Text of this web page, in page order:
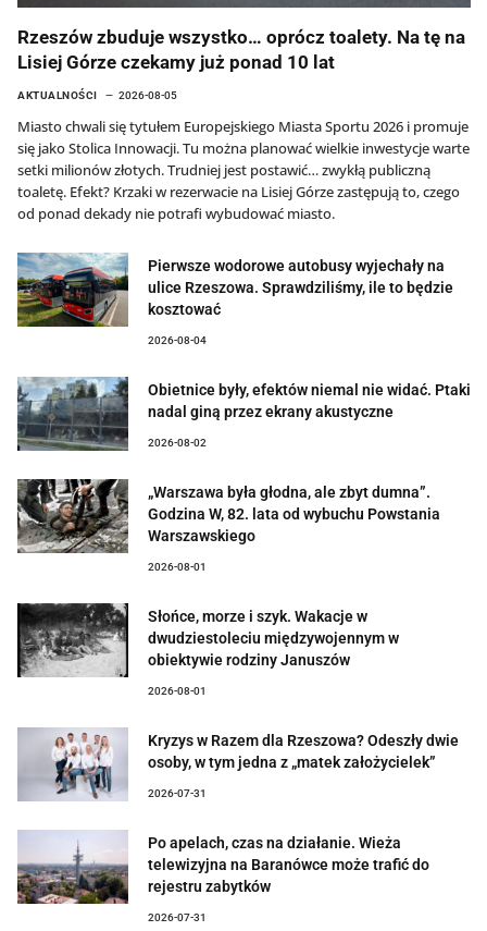
Rzeszów zbuduje wszystko… oprócz toalety. Na tę na
Lisiej Górze czekamy już ponad 10 lat
AKTUALNOŚCI 2026-08-05
Miasto chwali się tytułem Europejskiego Miasta Sportu 2026 i promuje
się jako Stolica Innowacji. Tu można planować wielkie inwestycje warte
setki milionów złotych. Trudniej jest postawić… zwykłą publiczną
toaletę. Efekt? Krzaki w rezerwacie na Lisiej Górze zastępują to, czego
od ponad dekady nie potrafi wybudować miasto.
Pierwsze wodorowe autobusy wyjechały na
ulice Rzeszowa. Sprawdziliśmy, ile to będzie
kosztować
2026-08-04
Obietnice były, efektów niemal nie widać. Ptaki
nadal giną przez ekrany akustyczne
2026-08-02
„Warszawa była głodna, ale zbyt dumna”.
Godzina W, 82. lata od wybuchu Powstania
Warszawskiego
2026-08-01
Słońce, morze i szyk. Wakacje w
dwudziestoleciu międzywojennym w
obiektywie rodziny Januszów
2026-08-01
Kryzys w Razem dla Rzeszowa? Odeszły dwie
osoby, w tym jedna z „matek założycielek”
2026-07-31
Po apelach, czas na działanie. Wieża
telewizyjna na Baranówce może trafić do
rejestru zabytków
2026-07-31